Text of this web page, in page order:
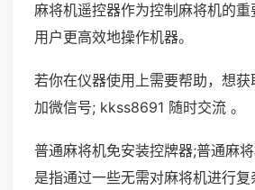
麻将机遥控器作为控制麻将机的
用户更高效地操作机器。
若你在仪器使用上需要帮助，想
加微信号; kkss8691 随时交流 。
普通麻将机免安装控牌器;普通麻
是指通过一些无需对麻将机进行